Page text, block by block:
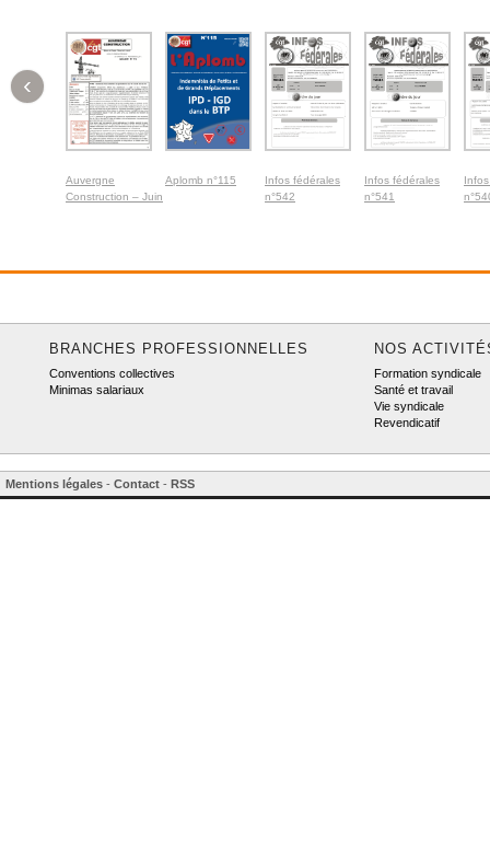
Auvergne
Construction – Juin
Aplomb n°115
Infos fédérales
n°542
Infos fédérales
n°541
‹
BRANCHES PROFESSIONNELLES
Conventions collectives
Minimas salariaux
NOS
Formation syndicale
Santé et travail
Vie syndicale
Revendicatif
Mentions légales - Contact - RSS